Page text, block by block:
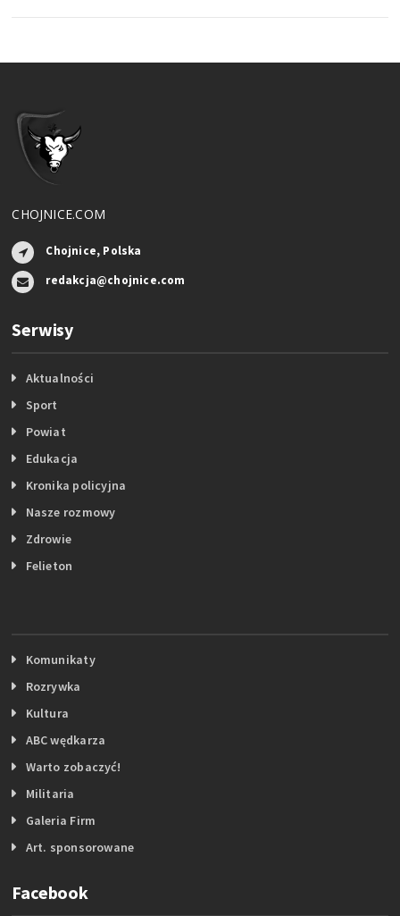
CHOJNICE.COM
Chojnice, Polska
redakcja@chojnice.com
Serwisy
Aktualności
Sport
Powiat
Edukacja
Kronika policyjna
Nasze rozmowy
Zdrowie
Felieton
Komunikaty
Rozrywka
Kultura
ABC wędkarza
Warto zobaczyć!
Militaria
Galeria Firm
Art. sponsorowane
Facebook